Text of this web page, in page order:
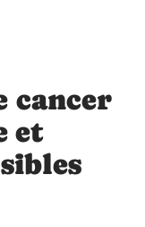
cancer
et